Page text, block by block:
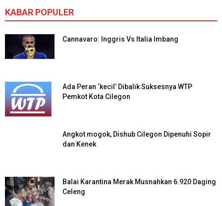
KABAR POPULER
Cannavaro: Inggris Vs Italia Imbang
Ada Peran ‘kecil’ Dibalik Suksesnya WTP
Pemkot Kota Cilegon
Angkot mogok, Dishub Cilegon Dipenuhi Sopir
dan Kenek
Balai Karantina Merak Musnahkan 6.920 Daging
Celeng